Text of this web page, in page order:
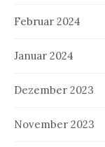
Februar 2024
Januar 2024
Dezember 2023
November 2023